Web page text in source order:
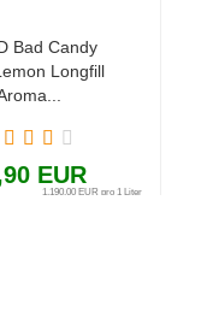
Bad Candy
Longfill
EUR
1.190,00 EUR pro 1 Liter